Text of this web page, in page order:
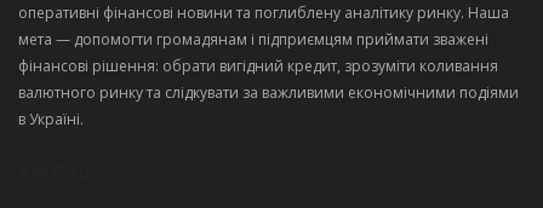
оперативні фінансові новини та поглиблену аналітику ринку. Наша
мета — допомогти громадянам і підприємцям приймати зважені
фінансові рішення: обрати вигідний кредит, зрозуміти коливання
валютного ринку та слідкувати за важливими економічними подіями
в Україні.